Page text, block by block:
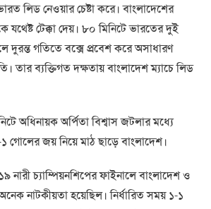
লিড নেওয়ার চেষ্টা করে। বাংলাদেশের
যথেষ্ট টেক্কা দেয়। ৮০ মিনিটে ভারতের দুই
দুরন্ত গতিতে বক্সে প্রবেশ করে অসাধারণ
তার ব্যক্তিগত দক্ষতায় বাংলাদেশ ম্যাচে লিড
অধিনায়ক অর্পিতা বিশ্বাস জটলার মধ্যে
জয় নিয়ে মাঠ ছাড়ে বাংলাদেশ।
নারী চ্যাম্পিয়নশিপের ফাইনালে বাংলাদেশ ও
নাটকীয়তা হয়েছিল। নির্ধারিত সময় ১-১